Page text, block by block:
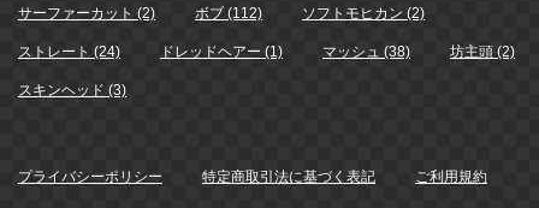
サーファーカット (2) ボブ (112) ソフトモヒカン (2)
ストレート (24) ドレッドヘアー (1) マッシュ (38) 坊主頭 (2)
スキンヘッド (3)
プライバシーポリシー 特定商取引法に基づく表記 ご利用規約